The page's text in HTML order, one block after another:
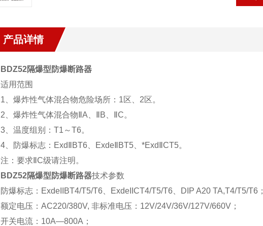
产品详情
BDZ52隔爆型防爆断路器
适用范围
1、爆炸性气体混合物危险场所：1区、2区。
2、爆炸性气体混合物ⅡA、ⅡB、ⅡC。
3、温度组别：T1～T6。
4、防爆标志：ExdⅡBT6、ExdeⅡBT5、*ExdⅡCT5。
注：要求ⅡC级请注明。
BDZ52隔爆型防爆断路器技术参数
防爆标志：ExdeIIBT4/T5/T6、ExdeIICT4/T5/T6、DIP A20 TA,T4/T5/T6；
额定电压：AC220/380V, 非标准电压：12V/24V/36V/127V/660V；
开关电流：10A—800A；